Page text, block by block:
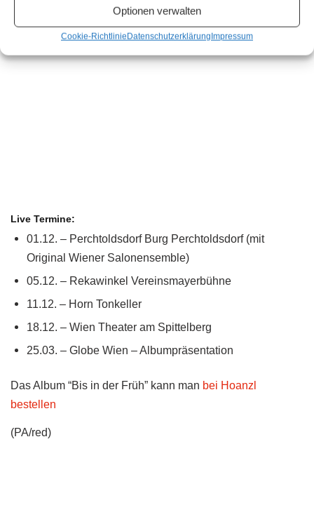
Optionen verwalten
Cookie-RichtlinieDatenschutzerklärungImpressum
Live Termine:
01.12. – Perchtoldsdorf Burg Perchtoldsdorf (mit
Original Wiener Salonensemble)
05.12. – Rekawinkel Vereinsmayerbühne
11.12. – Horn Tonkeller
18.12. – Wien Theater am Spittelberg
25.03. – Globe Wien – Albumpräsentation
Das Album “Bis in der Früh” kann man bei Hoanzl
bestellen
(PA/red)